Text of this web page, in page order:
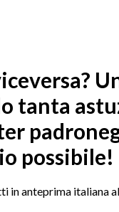
tanta
possibile!
in anteprima italiana al